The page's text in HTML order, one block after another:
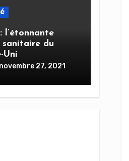
l’étonnante
du
Uni
novembre 27, 2021